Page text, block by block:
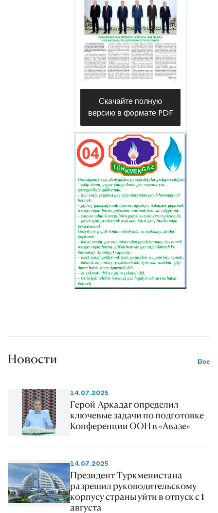
Скачайте полную
версию в формате PDF
Новости Все
14.07.2025
Герой-Аркадаг определил
ключевые задачи по подготовке
Конференции ООН в «Авазе»
14.07.2025
Президент Туркменистана
разрешил руководительскому
корпусу страны уйти в отпуск с 1
августа